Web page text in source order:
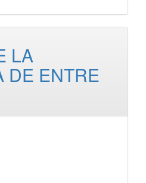
LA
DE ENTRE